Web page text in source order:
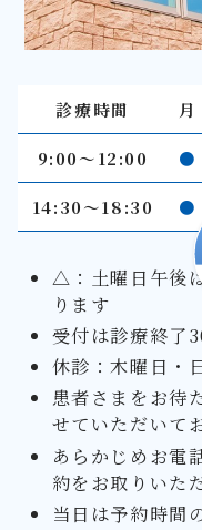
診療時間 月
9:00〜12:00 ●
14:30～18:30 ●
△：土曜日午後
ります
受付は診療終了
休診：木曜日・
患者さまをお待
せていただいて
あらかじめお電
約をお取りいた
当日は予約時間